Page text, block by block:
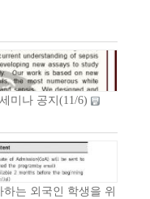
미나 공지(11/6)
는 외국인 학생을 위